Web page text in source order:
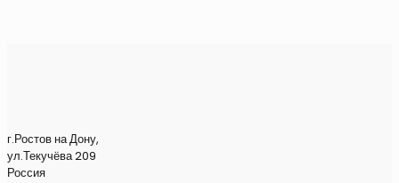
г.Ростов на Дону,
ул.Текучёва 209
Россия